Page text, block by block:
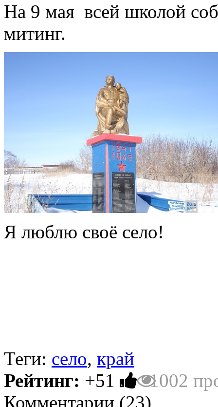
На 9 мая всей школой
митинг.
Я люблю своё село!
Теги: село, край
Рейтинг: +51
1002
Комментарии (23)